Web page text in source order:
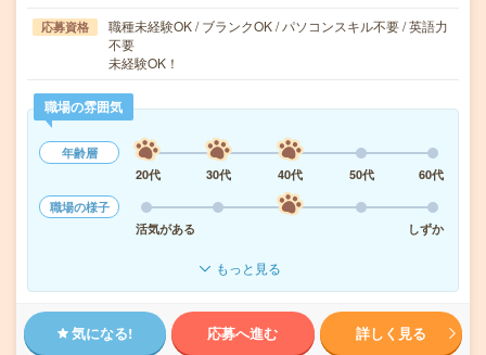
応募資格
職種未経験OK / ブランクOK / パソコンスキル不要 / 英語力
不要
未経験OK！
職場の雰囲気
年齢層
20代
30代 40代 50代
60代
職場の様子
活気がある
しずか
もっと見る
気になる! 応募へ進む 詳しく見る